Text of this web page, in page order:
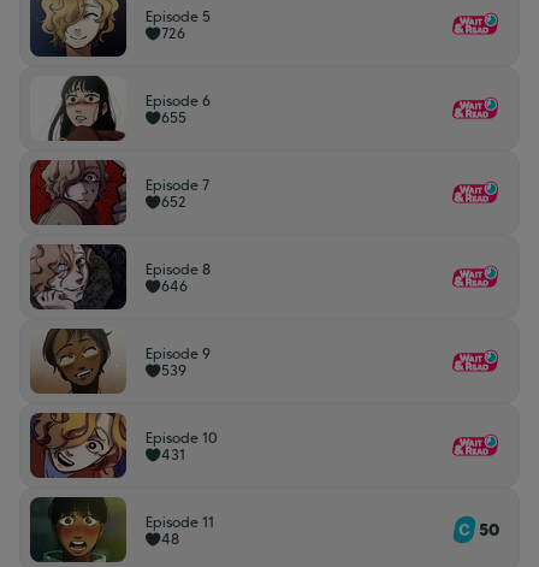
Episode 5
726
Episode 6
655
Episode 7
652
Episode 8
646
Episode 9
539
Episode 10
431
Episode 11
48
50